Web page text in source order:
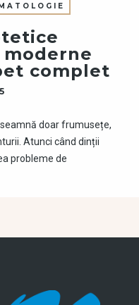
moderne
complet
doar frumusețe,
Atunci când dinții
probleme de